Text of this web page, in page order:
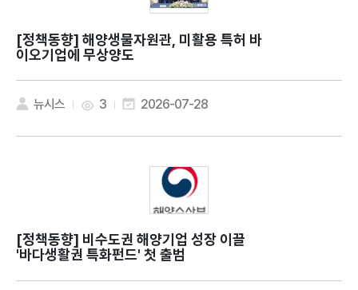
[정책동향]
이오기업에 무상양도
뉴시스 3 2026-07-28
[정책동향]
'바다생활권 특화펀드' 첫 출범